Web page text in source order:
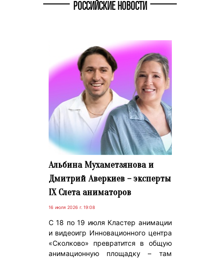
РОССИЙСКИЕ НОВОСТИ
Альбина Мухаметзянова и
Дмитрий Аверкиев – эксперты
IX Слета аниматоров
16 июля 2026 г. 19:08
С 18 по 19 июля Кластер анимации
и видеоигр Инновационного центра
«Сколково» превратится в общую
анимационную площадку – там